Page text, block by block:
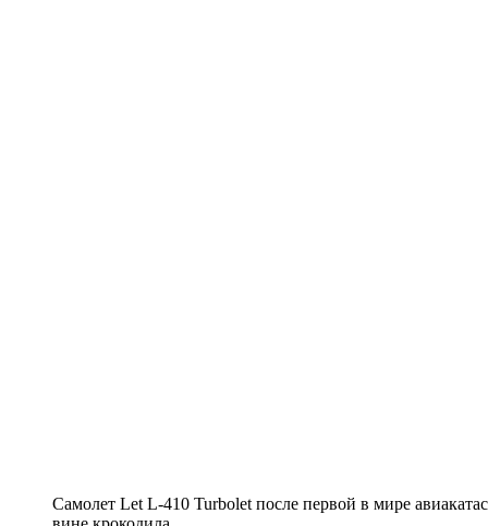
Самолет Let L-410 Turbolet после первой в мире